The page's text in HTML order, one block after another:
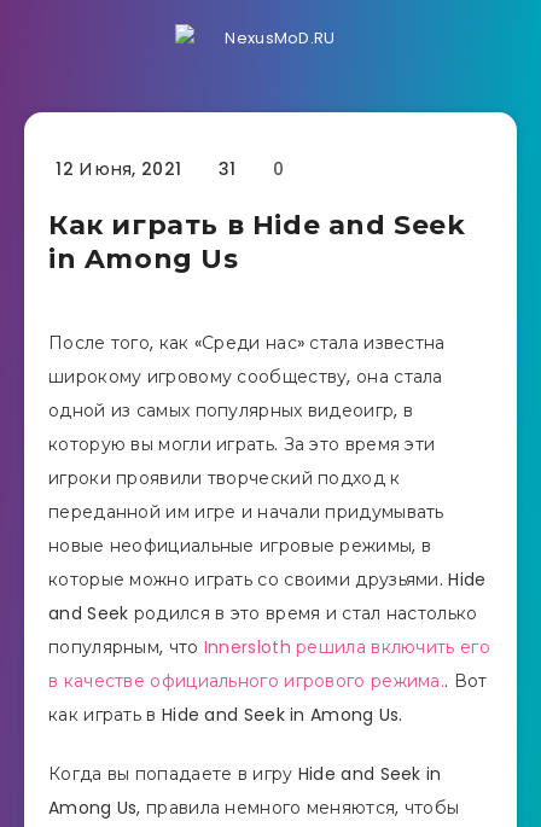
12 Июня, 2021 31 0
Как играть в Hide and Seek
in Among Us
После того, как «Среди нас» стала известна
широкому игровому сообществу, она стала
одной из самых популярных видеоигр, в
которую вы могли играть. За это время эти
игроки проявили творческий подход к
переданной им игре и начали придумывать
новые неофициальные игровые режимы, в
которые можно играть со своими друзьями. Hide
and Seek родился в это время и стал настолько
популярным, что Innersloth решила включить его
в качестве официального игрового режима.. Вот
как играть в Hide and Seek in Among Us.
Когда вы попадаете в игру Hide and Seek in
Among Us, правила немного меняются, чтобы